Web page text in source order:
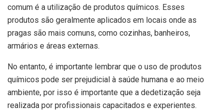
comum é a utilização de produtos químicos. Esses
produtos são geralmente aplicados em locais onde as
pragas são mais comuns, como cozinhas, banheiros,
armários e áreas externas.
No entanto, é importante lembrar que o uso de produtos
químicos pode ser prejudicial à saúde humana e ao meio
ambiente, por isso é importante que a dedetização seja
realizada por profissionais capacitados e experientes.